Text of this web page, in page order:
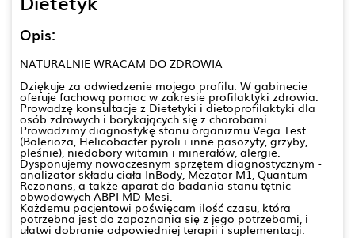
Opis:
NATURALNIE WRACAM DO ZDROWIA
Dziękuje za odwiedzenie mojego profilu. W gabinecie
oferuje fachową pomoc w zakresie profilaktyki zdrowia.
Prowadzę konsultacje z Dietetyki i dietoprofilaktyki dla
osób zdrowych i borykających się z chorobami.
Prowadzimy diagnostykę stanu organizmu Vega Test
(Bolerioza, Helicobacter pyroli i inne pasożyty, grzyby,
pleśnie), niedobory witamin i minerałów, alergie.
Dysponujemy nowoczesnym sprzętem diagnostycznym -
analizator składu ciała InBody, Mezator M1, Quantum
Rezonans, a także aparat do badania stanu tętnic
obwodowych ABPI MD Mesi.
Każdemu pacjentowi poświęcam ilość czasu, która
potrzebna jest do zapoznania się z jego potrzebami, i
ułatwi dobranie odpowiedniej terapii i suplementacji.